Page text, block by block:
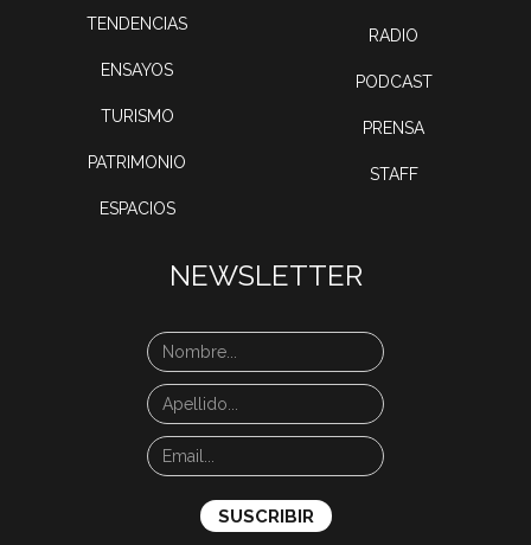
TENDENCIAS
ENSAYOS
TURISMO
PATRIMONIO
ESPACIOS
RADIO
PODCAST
PRENSA
STAFF
NEWSLETTER